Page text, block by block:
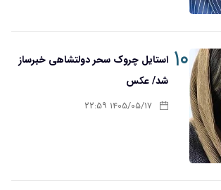
۱۰ استایل چروک سحر دولتشاهی خبرساز
شد/ عکس
۱۴۰۵/۰۵/۱۷ ۲۲:۵۹